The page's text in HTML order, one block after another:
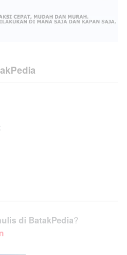
di BatakPedia?